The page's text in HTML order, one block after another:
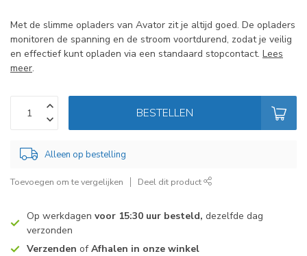
Met de slimme opladers van Avator zit je altijd goed. De opladers
monitoren de spanning en de stroom voortdurend, zodat je veilig
en effectief kunt opladen via een standaard stopcontact. Lees
meer.
BESTELLEN
Alleen op bestelling
Toevoegen om te vergelijken Deel dit product
Op werkdagen voor 15:30 uur besteld, dezelfde dag
verzonden
Verzenden ofAfhalen in onze winkel